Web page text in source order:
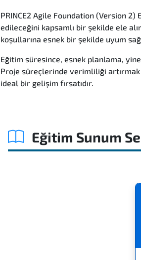
PRINCE2 Agile Foundation (Version
edileceğini kapsamlı bir şekilde ele
koşullarına esnek bir şekilde uyum
Eğitim süresince, esnek planlama,
Proje süreçlerinde verimliliği
ideal bir gelişim fırsatıdır.
Eğitim Sunum